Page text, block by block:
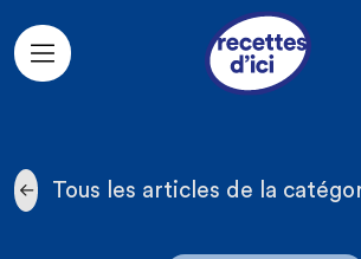
Aller au contenu principal
Tous les articles de la